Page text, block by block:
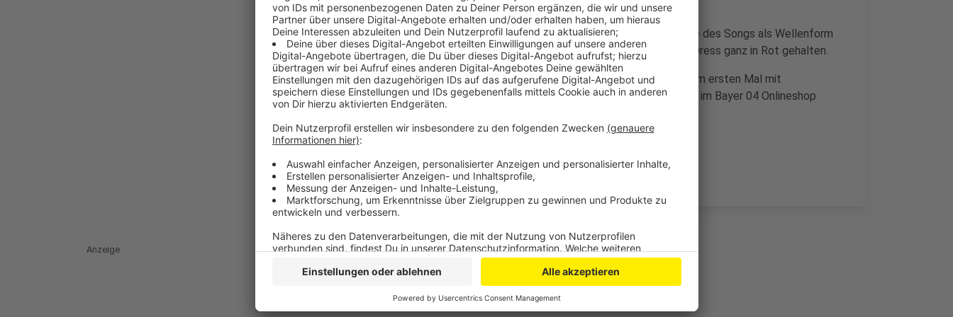
Bayer 04 und der neue Ausrüster Castore haben dafür die Melodie des Songs als Wellenform
visualisiert und die ziert jetzt das Trikot. Ansonsten ist der neue Dress ganz in Rot gehalten.
Die Trikots des Frauenkaders gibt es in diesem Jahr außerdem zum ersten Mal mit
Beflockungen der Spielernamen. Alle neuen Trikots sind ab sofort im Bayer 04 Onlineshop
erhältlich.
Anzeige